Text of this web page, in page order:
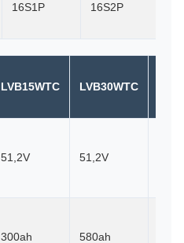
16S1P 16S2P
LVB15WTC LVB30WTC
51,2V 51,2V
300ah 580ah